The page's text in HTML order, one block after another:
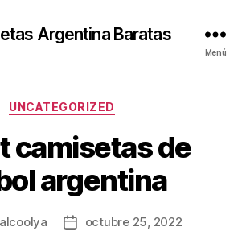
Argentina Baratas
Menú
Categorías
UNCATEGORIZED
camisetas de
argentina
Fechaoctubre 25, 2022